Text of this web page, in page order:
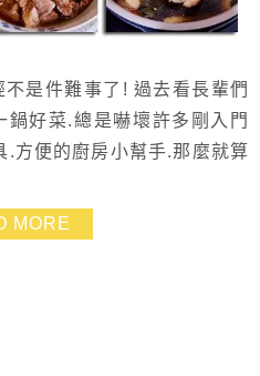
是件難事了! 過去看長輩們
好菜.總是嚇壞許多剛入門
.方便的廚房小幫手.那麼就算
得意的好助手! 真是一鍋抵
滷、無水烹調…通通難不倒
MORE